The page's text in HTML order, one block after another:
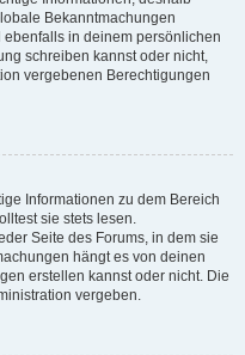
Bekanntmachungen
in deinem persönlichen
schreiben kannst oder nicht,
vergebenen Berechtigungen
Informationen zu dem Bereich
sie stets lesen.
Seite des Forums, in dem sie
hängt es von deinen
erstellen kannst oder nicht. Die
vergeben.